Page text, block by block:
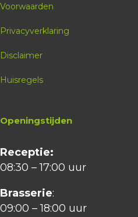
Voorwaarden
Privacyverklaring
Disclaimer
Huisregels
Openingstijden
Receptie:
08:30 – 17:00 uur
Brasserie:
09:00 – 18:00 uur